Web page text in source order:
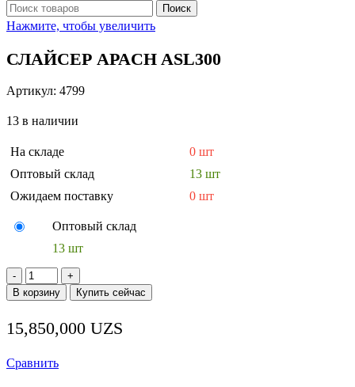
Поиск
Нажмите, чтобы увеличить
СЛАЙСЕР APACH ASL300
Артикул: 4799
13 в наличии
На складе
0 шт
Оптовый склад
13 шт
Ожидаем поставку
0 шт
Оптовый склад
13 шт
Количество
товара
СЛАЙСЕР
ASL300
В корзину Купить сейчас
15,850,000 UZS
Сравнить